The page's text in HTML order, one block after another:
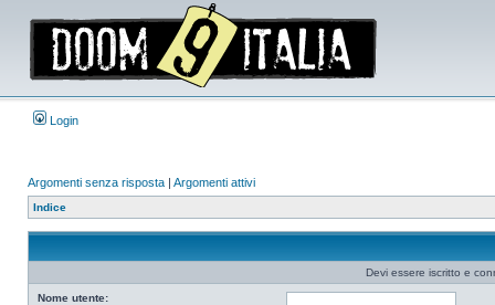
Login
Argomenti senza risposta | Argomenti attivi
Indice
Devi essere iscritto e
Nome utente: